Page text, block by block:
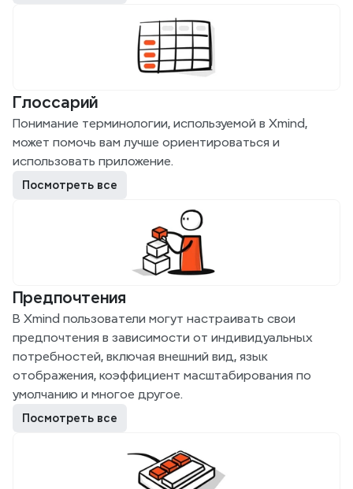
Глоссарий
Понимание терминологии, используемой в Xmind,
может помочь вам лучше ориентироваться и
использовать приложение.
Посмотреть все
Предпочтения
В Xmind пользователи могут настраивать свои
предпочтения в зависимости от индивидуальных
потребностей, включая внешний вид, язык
отображения, коэффициент масштабирования по
умолчанию и многое другое.
Посмотреть все